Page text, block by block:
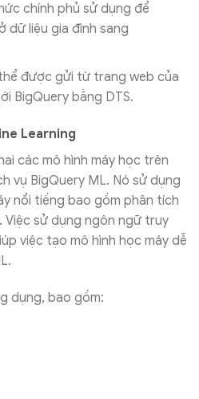
chính phủ sử dụng để
dữ liệu gia đình sang
được gửi từ trang web của
BigQuery bằng DTS.
Learning
các mô hình máy học trên
vụ BigQuery ML. Nó sử dụng
nổi tiếng bao gồm phân tích
Việc sử dụng ngôn ngữ truy
việc tạo mô hình học máy dễ
dụng, bao gồm: